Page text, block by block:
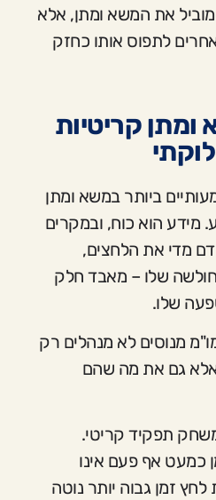
את המשא ומתן, אלא
לתפוס אותו כחזק
ומתן קריטיות
ביותר במשא ומתן
מידע הוא כוח, ובמקרים
מדי את הלחצים,
שלו – מאבד חלק
שלו.
מנוסים לא מנהלים רק
גם את מה שהם
תפקיד קריטי.
כמעט אף פעם אינו
זמן גבוה יותר נוטה